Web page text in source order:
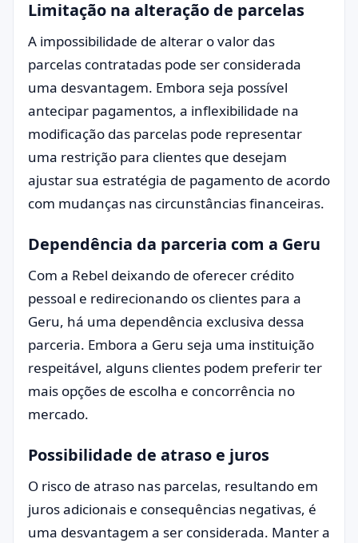
Limitação na alteração de parcelas
A impossibilidade de alterar o valor das
parcelas contratadas pode ser considerada
uma desvantagem. Embora seja possível
antecipar pagamentos, a inflexibilidade na
modificação das parcelas pode representar
uma restrição para clientes que desejam
ajustar sua estratégia de pagamento de acordo
com mudanças nas circunstâncias financeiras.
Dependência da parceria com a Geru
Com a Rebel deixando de oferecer crédito
pessoal e redirecionando os clientes para a
Geru, há uma dependência exclusiva dessa
parceria. Embora a Geru seja uma instituição
respeitável, alguns clientes podem preferir ter
mais opções de escolha e concorrência no
mercado.
Possibilidade de atraso e juros
O risco de atraso nas parcelas, resultando em
juros adicionais e consequências negativas, é
uma desvantagem a ser considerada. Manter a